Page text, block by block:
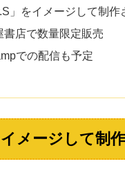
」をイメージして制
店で数量限定販売
での配信も予定
イメージして制